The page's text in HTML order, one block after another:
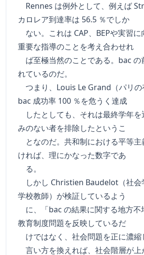
Rennes は例外として、例えば
カロレア到達率は 56.5 ％でしか
ない。これは CAP、BEPや実習に
重要な指導のことを考え合わせれ
ば至極当然のことである。bac の
れているのだ。
つまり、Louis Le Grand（パリの
bac 成功率 100 ％を危うく達成
したとしても、それは最終学年を
みのない者を排除したというこ
となのだ。共和制における平等主
ければ、理にかなった数字であ
る。
しかし Christien Baudelot（社会
学校教師）が検証しているよう
に、「bac の結果に関する地方不
教育制度問題を反映しているだ
けではなく、社会問題を正に濃縮
言い方を換えれば、社会階層が上